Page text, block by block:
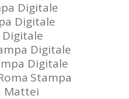
Digitale
Digitale
Digitale
Digitale
Stampa
Mattei